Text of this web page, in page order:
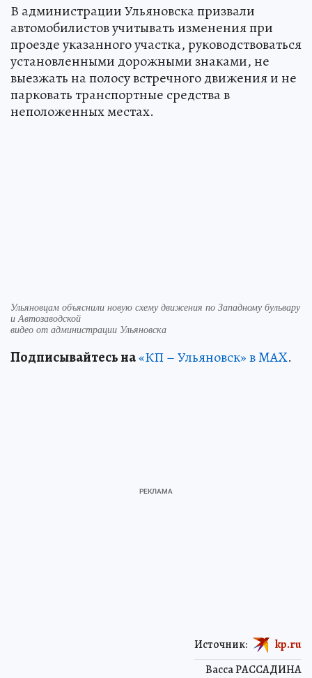
В администрации Ульяновска призвали
автомобилистов учитывать изменения при
проезде указанного участка, руководствоваться
установленными дорожными знаками, не
выезжать на полосу встречного движения и не
парковать транспортные средства в
неположенных местах.
Ульяновцам объяснили новую схему движения по Западному бульвару
и Автозаводской
видео от администрации Ульяновска
Подписывайтесь на«КП – Ульяновск» в MAX.
Васса РАССАДИНА
Источник: kp.ru